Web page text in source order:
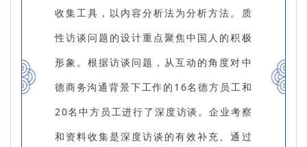
收集工具，以内容分析法为分析方法。质
性访谈问题的设计重点聚焦中国人的积极
形象。根据访谈问题，从互动的角度对中
德商务沟通背景下工作的16名德方员工和
20名中方员工进行了深度访谈。企业考察
和资料收集是深度访谈的有效补充。通过